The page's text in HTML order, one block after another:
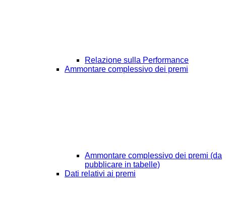
Relazione sulla Performance
Ammontare complessivo dei premi
Ammontare complessivo dei premi (da
pubblicare in tabelle)
Dati relativi ai premi